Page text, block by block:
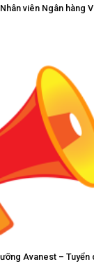
viên Ngân hàng
Avanest – Tuyển